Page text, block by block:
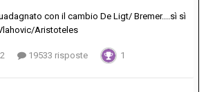
con il cambio De Ligt/ Bremer....sì sì
Aristoteles
19533 risposte 1